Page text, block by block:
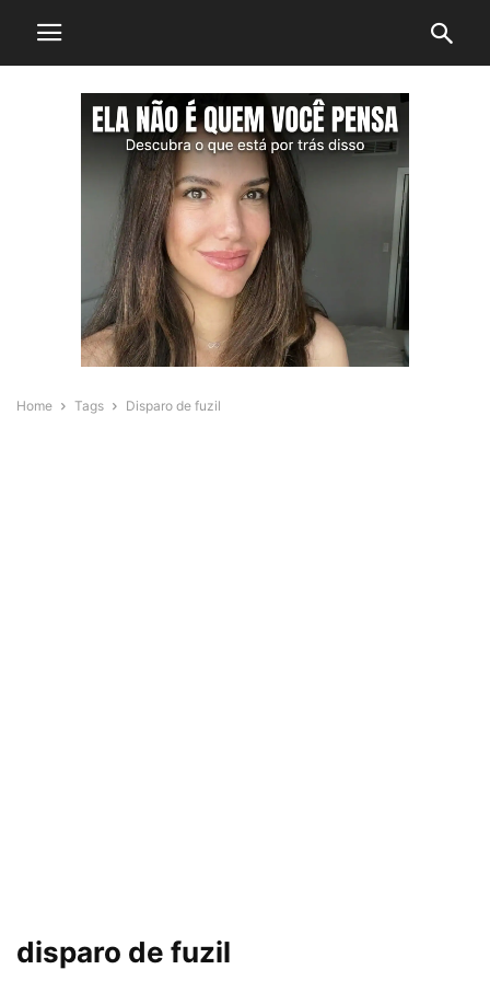
Home Tags Disparo de fuzil
disparo de fuzil